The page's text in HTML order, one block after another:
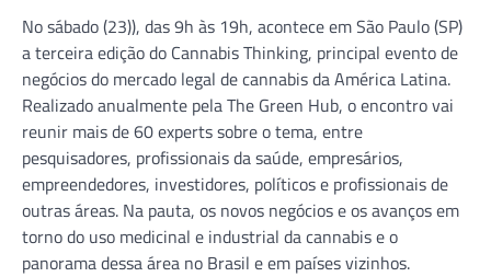
No sábado (23)), das 9h às 19h, acontece em São Paulo (SP)
a terceira edição do Cannabis Thinking, principal evento de
negócios do mercado legal de cannabis da América Latina.
Realizado anualmente pela The Green Hub, o encontro vai
reunir mais de 60 experts sobre o tema, entre
pesquisadores, profissionais da saúde, empresários,
empreendedores, investidores, políticos e profissionais de
outras áreas. Na pauta, os novos negócios e os avanços em
torno do uso medicinal e industrial da cannabis e o
panorama dessa área no Brasil e em países vizinhos.